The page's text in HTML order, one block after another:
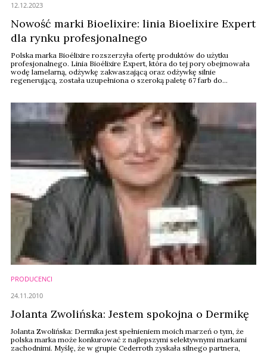
Nowość marki Bioelixire: linia Bioelixire Expert
dla rynku profesjonalnego
Polska marka Bioélixire rozszerzyła ofertę produktów do użytku
profesjonalnego. Linia Bioélixire Expert, która do tej pory obejmowała
wodę lamelarną, odżywkę zakwaszającą oraz odżywkę silnie
regenerującą, została uzupełniona o szeroką paletę 67 farb do
12.12.2023
PRODUCENCI
Jolanta Zwolińska: Jestem spokojna o Dermikę
Jolanta Zwolińska: Dermika jest spełnieniem moich marzeń o tym, że
polska marka może konkurować z najlepszymi selektywnymi markami
zachodnimi. Myślę, że w grupie Cederroth zyskała silnego partnera,
24.11.2010